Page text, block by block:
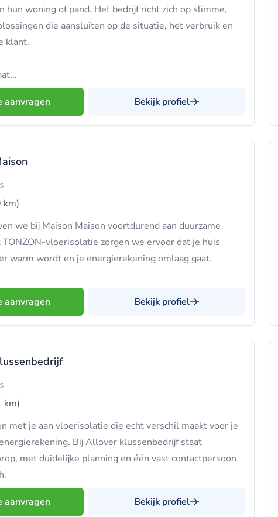
hun woning of pand. Het bedrijf richt zich op slimme,
die aansluiten op de situatie, het verbruik en
klant.
aanvragen Bekijk profiel
km)
we bij Maison Maison voortdurend aan duurzame
vloerisolatie zorgen we ervoor dat je huis
warm wordt en je energierekening omlaag gaat.
aanvragen Bekijk profiel
km)
met je aan vloerisolatie die echt verschil maakt voor je
Bij Allover klussenbedrijf staat
met duidelijke planning en één vast contactpersoon
aanvragen Bekijk profiel